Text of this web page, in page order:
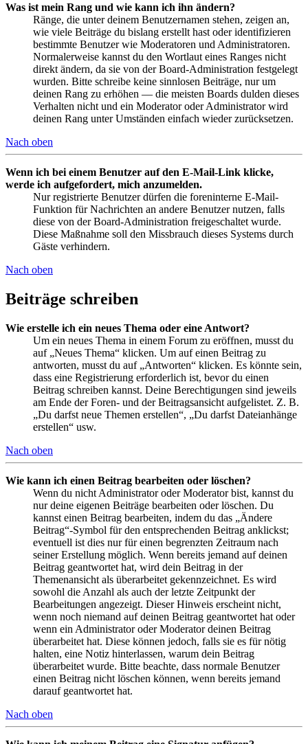
Was ist mein Rang und wie kann ich ihn ändern?
Ränge, die unter deinem Benutzernamen stehen, zeigen an,
wie viele Beiträge du bislang erstellt hast oder identifizieren
bestimmte Benutzer wie Moderatoren und Administratoren.
Normalerweise kannst du den Wortlaut eines Ranges nicht
direkt ändern, da sie von der Board-Administration festgelegt
wurden. Bitte schreibe keine sinnlosen Beiträge, nur um
deinen Rang zu erhöhen — die meisten Boards dulden dieses
Verhalten nicht und ein Moderator oder Administrator wird
deinen Rang unter Umständen einfach wieder zurücksetzen.
Nach oben
Wenn ich bei einem Benutzer auf den E-Mail-Link klicke,
werde ich aufgefordert, mich anzumelden.
Nur registrierte Benutzer dürfen die foreninterne E-Mail-
Funktion für Nachrichten an andere Benutzer nutzen, falls
diese von der Board-Administration freigeschaltet wurde.
Diese Maßnahme soll den Missbrauch dieses Systems durch
Gäste verhindern.
Nach oben
Beiträge schreiben
Wie erstelle ich ein neues Thema oder eine Antwort?
Um ein neues Thema in einem Forum zu eröffnen, musst du
auf „Neues Thema“ klicken. Um auf einen Beitrag zu
antworten, musst du auf „Antworten“ klicken. Es könnte sein,
dass eine Registrierung erforderlich ist, bevor du einen
Beitrag schreiben kannst. Deine Berechtigungen sind jeweils
am Ende der Foren- und der Beitragsansicht aufgelistet. Z. B.
„Du darfst neue Themen erstellen“, „Du darfst Dateianhänge
erstellen“ usw.
Nach oben
Wie kann ich einen Beitrag bearbeiten oder löschen?
Wenn du nicht Administrator oder Moderator bist, kannst du
nur deine eigenen Beiträge bearbeiten oder löschen. Du
kannst einen Beitrag bearbeiten, indem du das „Ändere
Beitrag“-Symbol für den entsprechenden Beitrag anklickst;
eventuell ist dies nur für einen begrenzten Zeitraum nach
seiner Erstellung möglich. Wenn bereits jemand auf deinen
Beitrag geantwortet hat, wird dein Beitrag in der
Themenansicht als überarbeitet gekennzeichnet. Es wird
sowohl die Anzahl als auch der letzte Zeitpunkt der
Bearbeitungen angezeigt. Dieser Hinweis erscheint nicht,
wenn noch niemand auf deinen Beitrag geantwortet hat oder
wenn ein Administrator oder Moderator deinen Beitrag
überarbeitet hat. Diese können jedoch, falls sie es für nötig
halten, eine Notiz hinterlassen, warum dein Beitrag
überarbeitet wurde. Bitte beachte, dass normale Benutzer
einen Beitrag nicht löschen können, wenn bereits jemand
darauf geantwortet hat.
Nach oben